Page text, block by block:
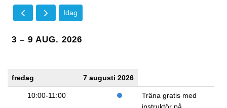
Idag
3 – 9 AUG. 2026
fredag 7 augusti 2026
10:00-11:00
Träna gratis med